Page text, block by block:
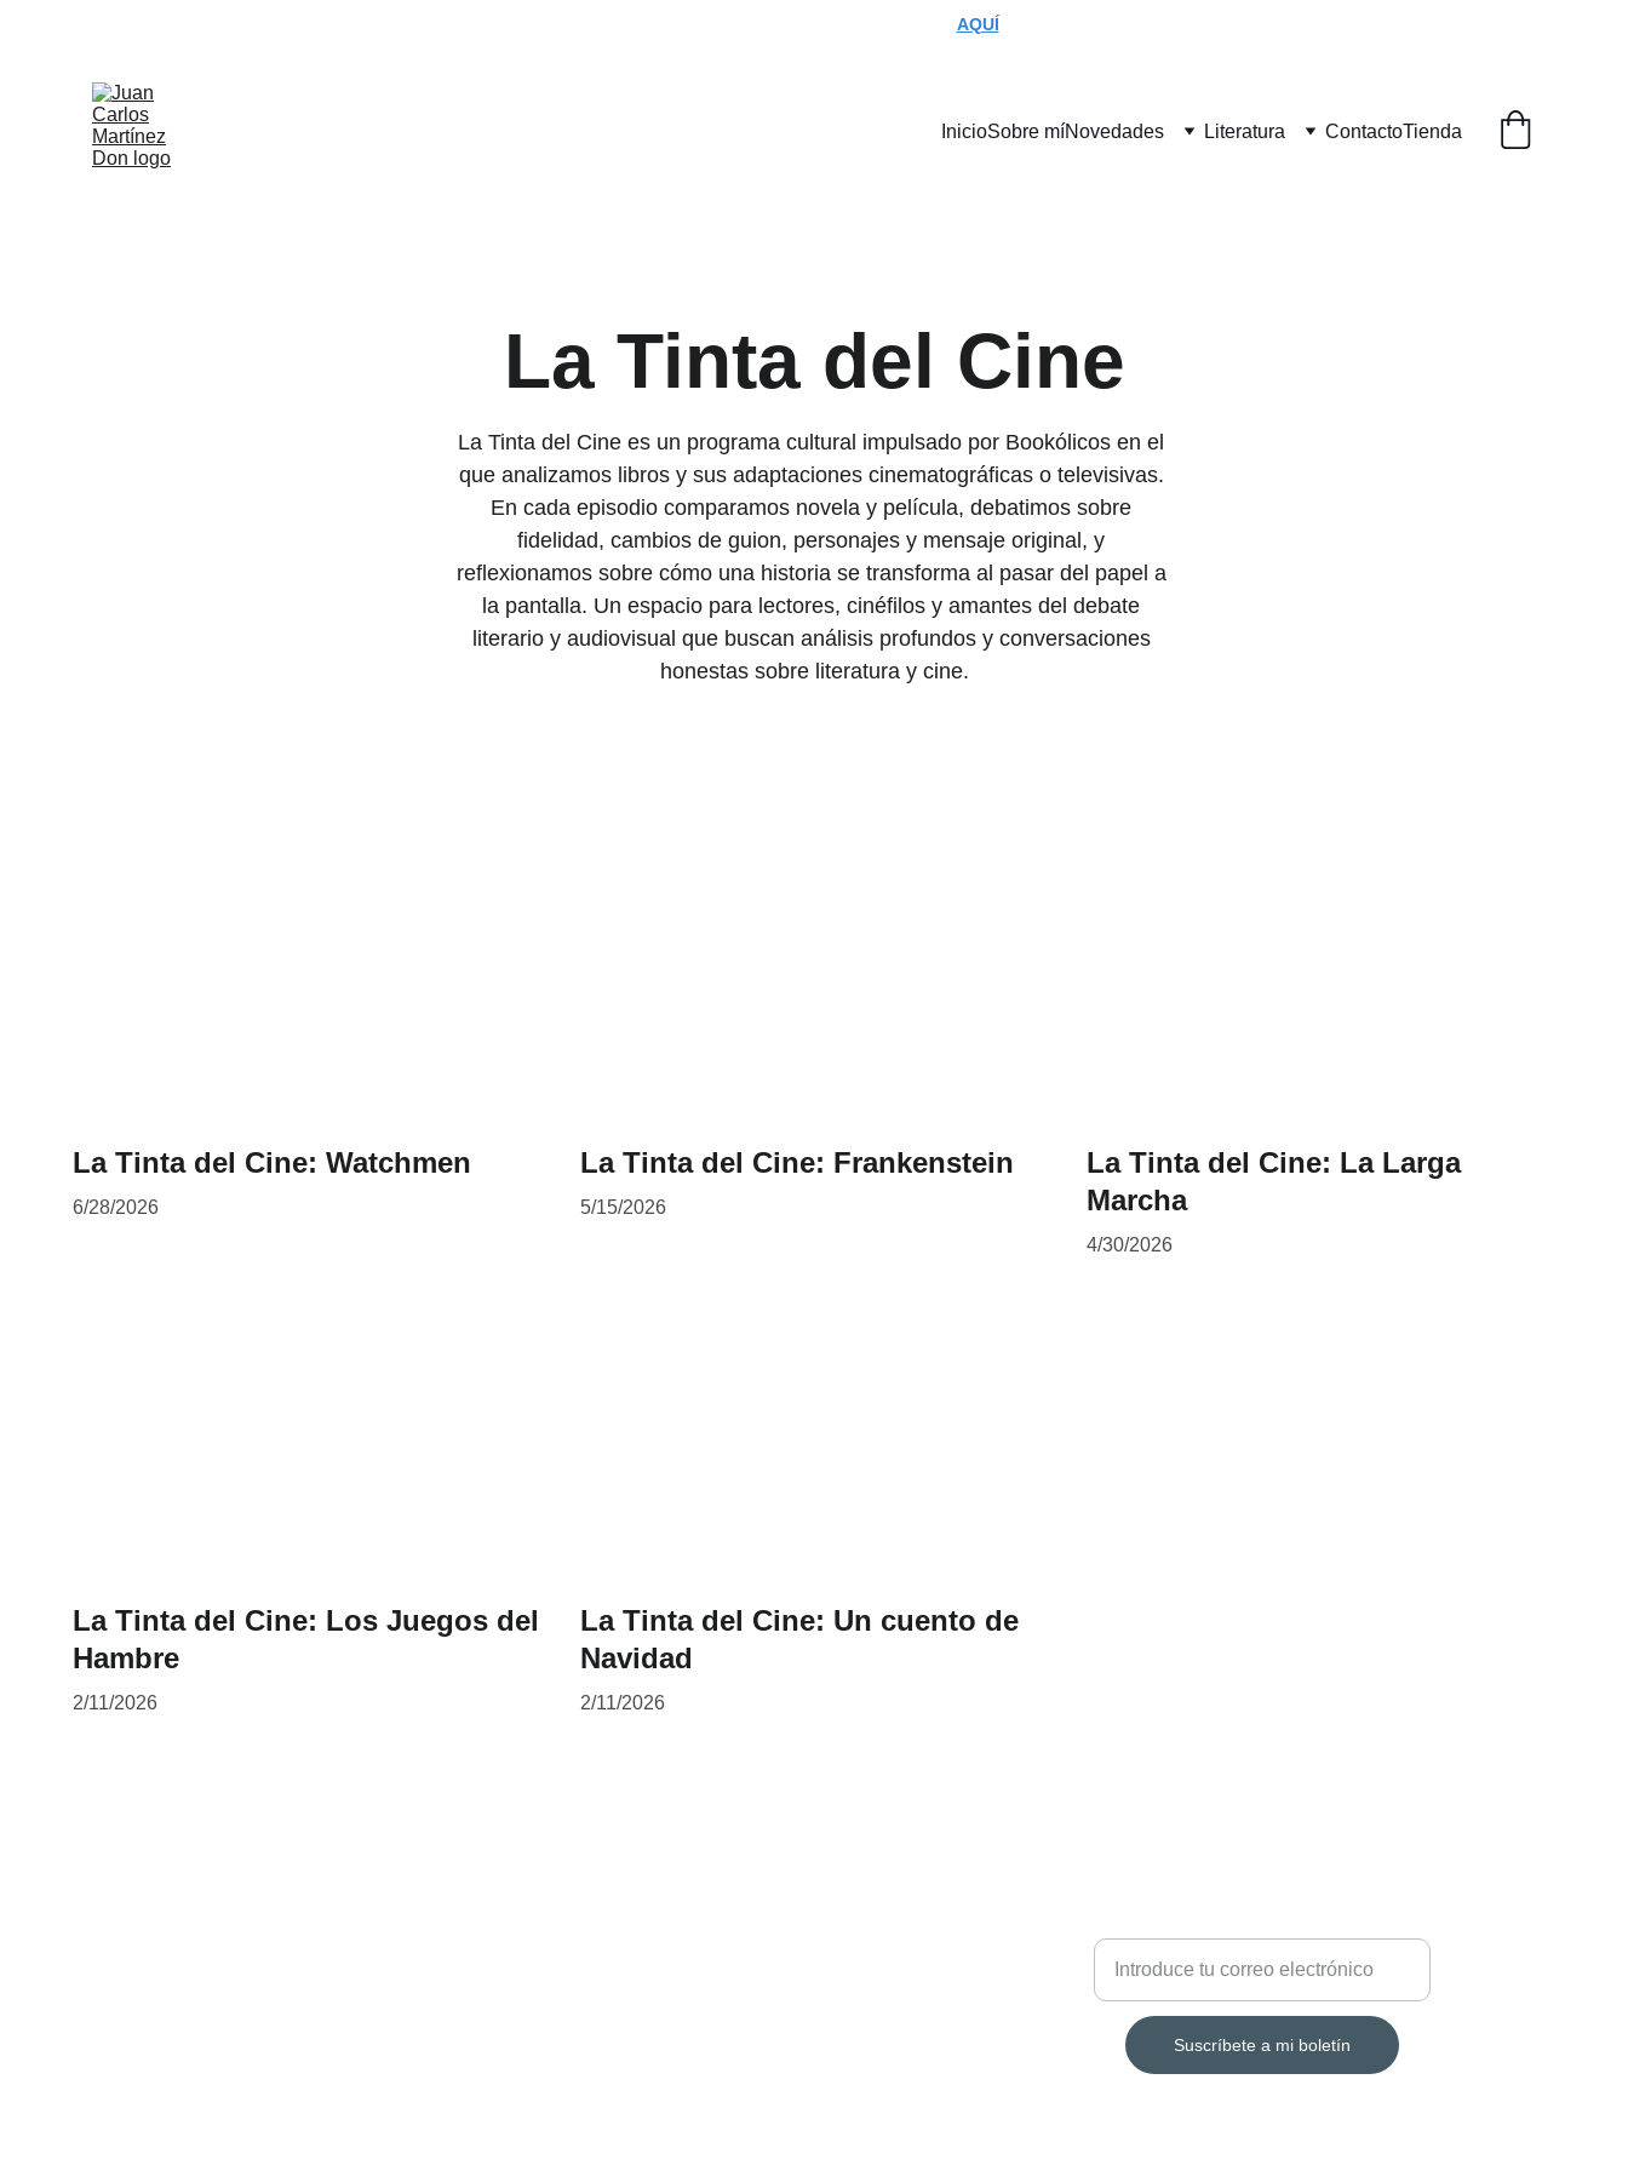
AQUÍ
InicioSobre míNovedades Literatura ContactoTienda
La Tinta del Cine
La Tinta del Cine es un programa cultural impulsado por Bookólicos en el
que analizamos libros y sus adaptaciones cinematográficas o televisivas.
En cada episodio comparamos novela y película, debatimos sobre
fidelidad, cambios de guion, personajes y mensaje original, y
reflexionamos sobre cómo una historia se transforma al pasar del papel a
la pantalla. Un espacio para lectores, cinéfilos y amantes del debate
literario y audiovisual que buscan análisis profundos y conversaciones
honestas sobre literatura y cine.
La Tinta del Cine: Watchmen
6/28/2026
La Tinta del Cine: Frankenstein
5/15/2026
La Tinta del Cine: La Larga
Marcha
4/30/2026
La Tinta del Cine: Los Juegos del
Hambre
2/11/2026
La Tinta del Cine: Un cuento de
Navidad
2/11/2026
Suscríbete a mi boletín